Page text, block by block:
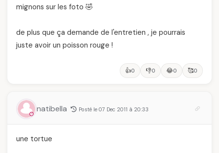
mignons sur les foto 🤣
de plus que ça demande de l'entretien , je pourrais
juste avoir un poisson rouge !
👍0 👎0 😂0 🥰0
natibella Posté le 07 Dec 2011 à 20:33
une tortue